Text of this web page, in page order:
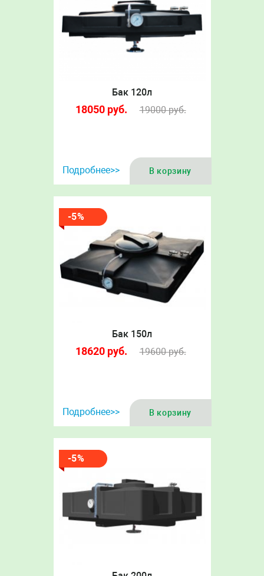
Бак 120л
18050 руб. 19000руб.
Подробнее>> В корзину
-5%
Бак 150л
18620 руб. 19600руб.
Подробнее>> В корзину
-5%